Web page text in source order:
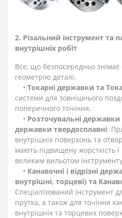
2. Різальний інструмент та
внутрішніх робіт
Все, що безпосередньо
геометрію деталі.
• Токарні державки та
системи для зовнішнього
поперечного точіння.
• Розточувальні державки
державки твердосплавні:
внутрішніх поверхонь та
мають підвищену жорсткість і
великим вильотом
• Канавочні і відрізні
внутрішні, торцеві) та
Спеціалізований інструмент
прутка, а також для точіння
внутрішніх та торцевих